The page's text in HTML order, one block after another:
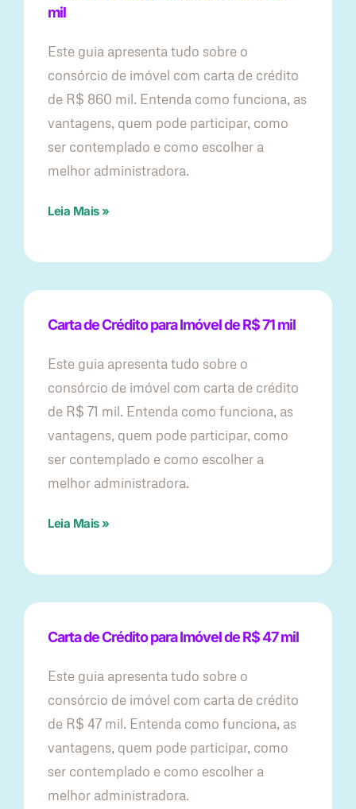
mil
Este guia apresenta tudo sobre o
consórcio de imóvel com carta de crédito
de R$ 860 mil. Entenda como funciona, as
vantagens, quem pode participar, como
ser contemplado e como escolher a
melhor administradora.
Leia Mais »
Carta de Crédito para Imóvel de R$ 71 mil
Este guia apresenta tudo sobre o
consórcio de imóvel com carta de crédito
de R$ 71 mil. Entenda como funciona, as
vantagens, quem pode participar, como
ser contemplado e como escolher a
melhor administradora.
Leia Mais »
Carta de Crédito para Imóvel de R$ 47 mil
Este guia apresenta tudo sobre o
consórcio de imóvel com carta de crédito
de R$ 47 mil. Entenda como funciona, as
vantagens, quem pode participar, como
ser contemplado e como escolher a
melhor administradora.